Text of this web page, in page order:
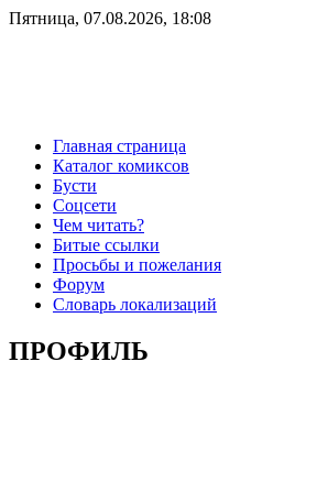
Пятница, 07.08.2026, 18:08
Главная страница
Каталог комиксов
Бусти
Соцсети
Чем читать?
Битые ссылки
Просьбы и пожелания
Форум
Словарь локализаций
ПРОФИЛЬ